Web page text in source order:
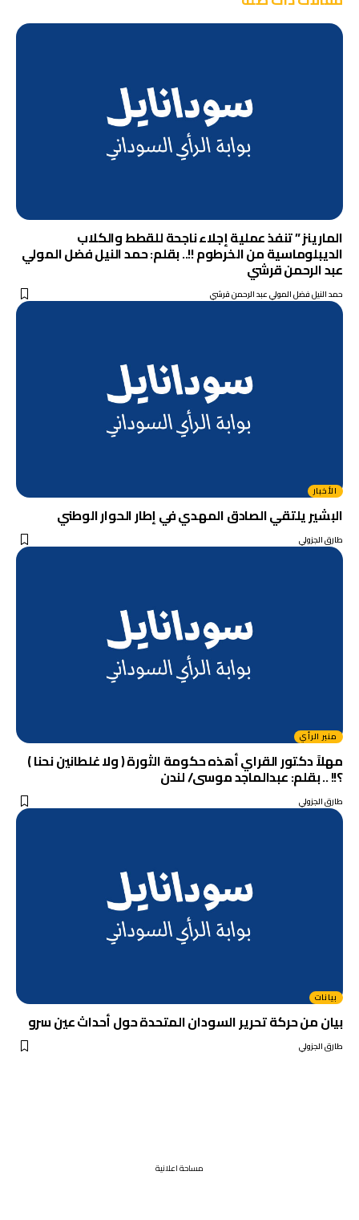
المارينز ” تنفذ عملية إجلاء ناجحة للقطط والكلاب
الديبلوماسية من الخرطوم !!.. بقلم: حمد النيل فضل المولي
عبد الرحمن قرشي
حمد النيل فضل المولي عبد الرحمن قرشي
الأخبار
البشير يلتقي الصادق المهدي في إطار الحوار الوطني
طارق الجزولي
منبر الرأي
مهلاً دكتور القراي أهذه حكومة الثورة ( ولا غلطانين نحنا )
؟!! .. بقلم: عبدالماجد موسى/ لندن
طارق الجزولي
بيانات
بيان من حركة تحرير السودان المتحدة حول أحداث عين سرو
طارق الجزولي
مساحة اعلانية